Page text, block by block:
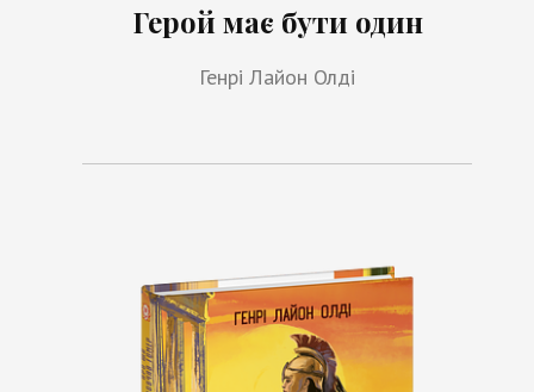
Герой має бути один
Генрі Лайон Олді